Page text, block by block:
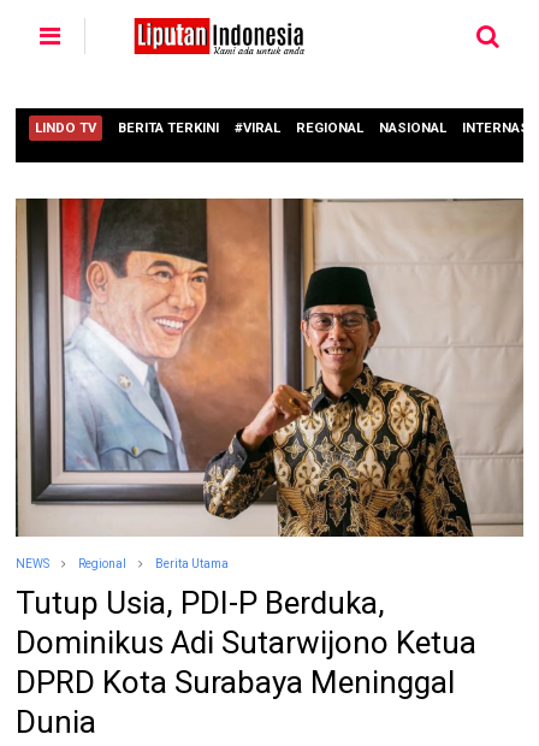
LINDO TV BERITA TERKINI #VIRAL REGIONAL NASIONAL
NEWS Regional Berita Utama
Tutup Usia, PDI-P Berduka,
Dominikus Adi Sutarwijono Ketua
DPRD Kota Surabaya Meninggal
Dunia